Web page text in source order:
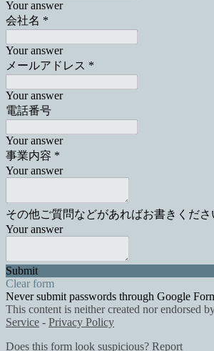
Your answer
会社名 *
Your answer
メールアドレス *
Your answer
電話番号
Your answer
事業内容 *
Your answer
その他ご質問などがあればお書きくださ
Your answer
Submit
Clear form
Never submit passwords through Google
This content is neither created nor endorsed
Service - Privacy Policy
Does this form look suspicious? Report